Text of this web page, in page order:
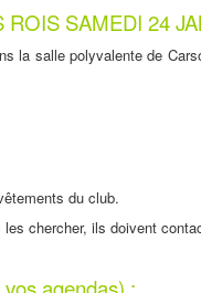
SAMEDI 24
la salle polyvalente de
du club.
chercher, ils doivent